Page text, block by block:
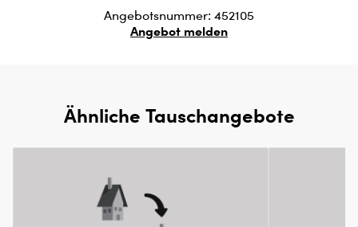
Angebotsnummer: 452105
Angebot melden
Ähnliche Tauschangebote